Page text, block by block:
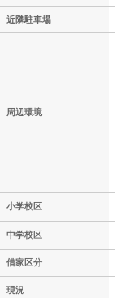
近隣駐車場
周辺環境
小学校区
中学校区
借家区分
現況